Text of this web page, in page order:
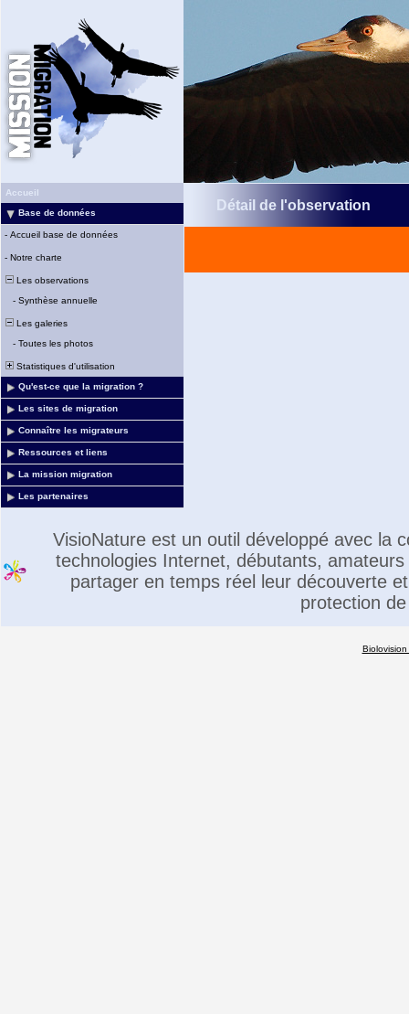
Accueil
Base de données
- Accueil base de données
- Notre charte
Les observations
- Synthèse annuelle
Les galeries
- Toutes les photos
Statistiques d'utilisation
Qu'est-ce que la migration ?
Les sites de migration
Connaître les migrateurs
Ressources et liens
La mission migration
Les partenaires
Détail de l'observation
VisioNature est un outil développé avec la
technologies Internet, débutants,
partager en temps réel leur découverte
protection
Biolovision